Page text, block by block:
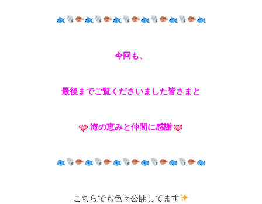
今回も、
最後までご覧くださいました皆さまと
海の恵みと仲間に感謝
こちらでも色々公開してます